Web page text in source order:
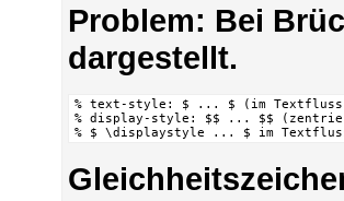
Problem: Bei
dargestellt.
% text-style: $ ... $ (im
% display-style: $$ ... $$
% $ \displaystyle ... $ im Textfluss